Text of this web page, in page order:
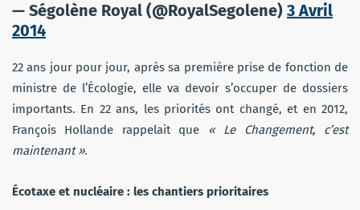
— Ségolène Royal (@RoyalSegolene) 3 Avril
2014
22 ans jour pour jour, après sa première prise de fonction de
ministre de l’Écologie, elle va devoir s’occuper de dossiers
importants. En 22 ans, les priorités ont changé, et en 2012,
François Hollande rappelait que
« Le Changement, c’est
maintenant ».
Écotaxe et nucléaire : les chantiers prioritaires